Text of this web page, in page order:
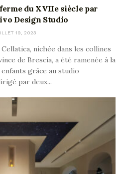
du XVIIe siècle par
Design Studio
19, 2023
nichée dans les collines
de Brescia, a été ramenée à la
grâce au studio
par deux...